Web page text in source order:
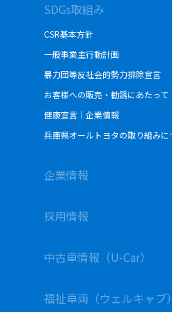
SDGs取組み
CSR基本方針
一般事業主行動計画
暴力団等反社会的勢力排除宣言
お客様への販売・勧誘にあたって
健康宣言｜企業情報
兵庫県オールトヨタの取り組みに
企業情報
採用情報
中古車情報（U-Car）
福祉車両（ウェルキャブ）